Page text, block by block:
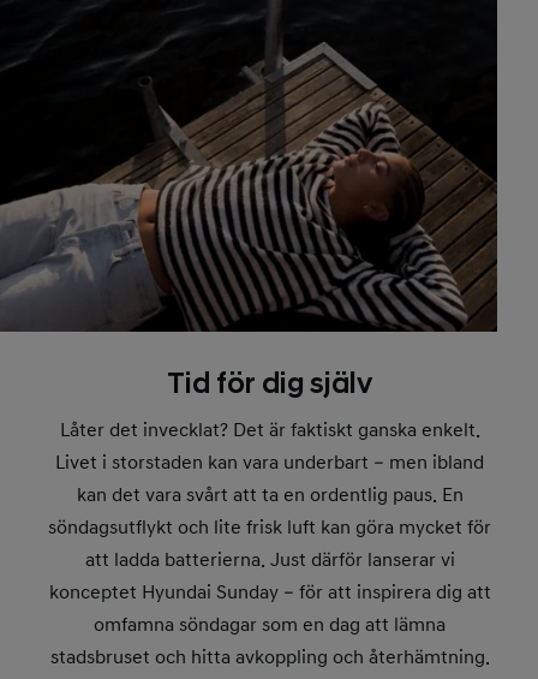
Tid för dig själv
Låter det invecklat? Det är faktiskt ganska enkelt.
Livet i storstaden kan vara underbart – men ibland
kan det vara svårt att ta en ordentlig paus. En
söndagsutflykt och lite frisk luft kan göra mycket för
att ladda batterierna. Just därför lanserar vi
konceptet Hyundai Sunday – för att inspirera dig att
omfamna söndagar som en dag att lämna
stadsbruset och hitta avkoppling och återhämtning.